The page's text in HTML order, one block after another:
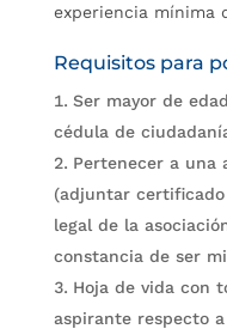
experiencia mínima
Requisitos para
Ser mayor de
cédula de
Pertenecer a una
(adjuntar
legal de la
constancia de ser
Hoja de vida con
aspirante respecto